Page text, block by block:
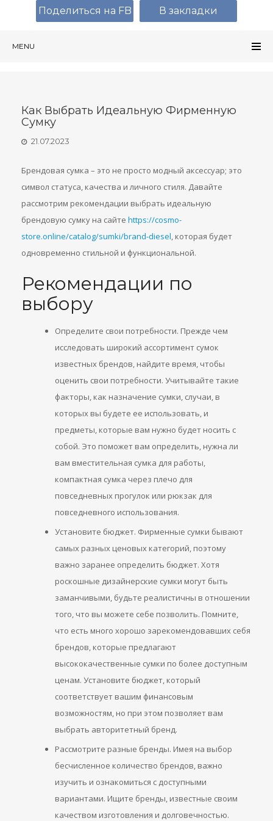
MENU
Как Выбрать Идеальную Фирменную
Сумку
21.07.2023
Брендовая сумка – это не просто модный аксессуар; это
символ статуса, качества и личного стиля. Давайте
рассмотрим рекомендации выбрать идеальную
брендовую сумку на сайте https://cosmo-
store.online/catalog/sumki/brand-diesel, которая будет
одновременно стильной и функциональной.
Рекомендации по
выбору
Определите свои потребности. Прежде чем
исследовать широкий ассортимент сумок
известных брендов, найдите время, чтобы
оценить свои потребности. Учитывайте такие
факторы, как назначение сумки, случаи, в
которых вы будете ее использовать, и
предметы, которые вам нужно будет носить с
собой. Это поможет вам определить, нужна ли
вам вместительная сумка для работы,
компактная сумка через плечо для
повседневных прогулок или рюкзак для
повседневного использования.
Установите бюджет. Фирменные сумки бывают
самых разных ценовых категорий, поэтому
важно заранее определить бюджет. Хотя
роскошные дизайнерские сумки могут быть
заманчивыми, будьте реалистичны в отношении
того, что вы можете себе позволить. Помните,
что есть много хорошо зарекомендовавших себя
брендов, которые предлагают
высококачественные сумки по более доступным
ценам. Установите бюджет, который
соответствует вашим финансовым
возможностям, но при этом позволяет вам
выбрать авторитетный бренд.
Рассмотрите разные бренды. Имея на выбор
бесчисленное количество брендов, важно
изучить и ознакомиться с доступными
вариантами. Ищите бренды, известные своим
качеством изготовления и долговечностью.
Поделиться на FB В закладки